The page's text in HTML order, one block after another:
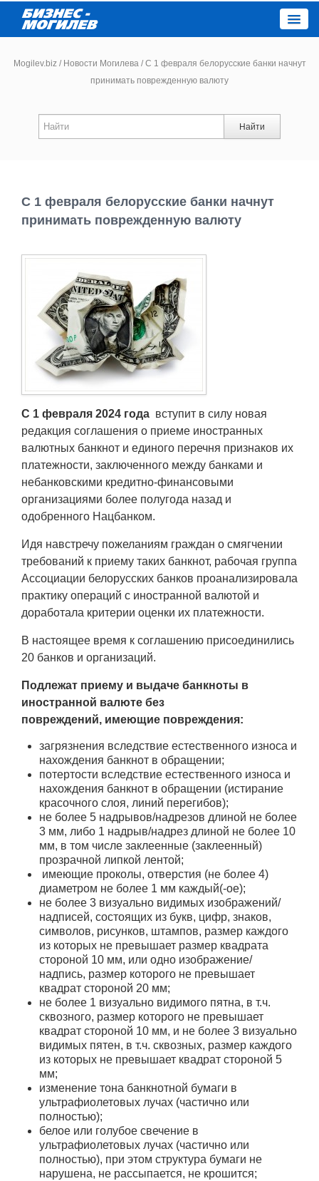
Новости
Работа
Афиша
Объявления
Транспорт
Погода
Еще
Mogilev.biz / Новости Могилева /С 1 февраля белорусские банки начнут
принимать поврежденную валюту
Найти
С 1 февраля белорусские банки начнут
принимать поврежденную валюту
С 1 февраля 2024 года вступит в силу новая
редакция соглашения о приеме иностранных
валютных банкнот и единого перечня признаков их
платежности, заключенного между банками и
небанковскими кредитно-финансовыми
организациями более полугода назад и
одобренного Нацбанком.
Идя навстречу пожеланиям граждан о смягчении
требований к приему таких банкнот, рабочая группа
Ассоциации белорусских банков проанализировала
практику операций с иностранной валютой и
доработала критерии оценки их платежности.
В настоящее время к соглашению присоединились
20 банков и организаций.
Подлежат приему и выдаче банкноты в
иностранной валюте без
повреждений, имеющие повреждения:
загрязнения вследствие естественного износа и
нахождения банкнот в обращении;
потертости вследствие естественного износа и
нахождения банкнот в обращении (истирание
красочного слоя, линий перегибов);
не более 5 надрывов/надрезов длиной не более
3 мм, либо 1 надрыв/надрез длиной не более 10
мм, в том числе заклеенные (заклеенный)
прозрачной липкой лентой;
имеющие проколы, отверстия (не более 4)
диаметром не более 1 мм каждый(-ое);
не более 3 визуально видимых изображений/
надписей, состоящих из букв, цифр, знаков,
символов, рисунков, штампов, размер каждого
из которых не превышает размер квадрата
стороной 10 мм, или одно изображение/
надпись, размер которого не превышает
квадрат стороной 20 мм;
не более 1 визуально видимого пятна, в т.ч.
сквозного, размер которого не превышает
квадрат стороной 10 мм, и не более 3 визуально
видимых пятен, в т.ч. сквозных, размер каждого
из которых не превышает квадрат стороной 5
мм;
изменение тона банкнотной бумаги в
ультрафиолетовых лучах (частично или
полностью);
белое или голубое свечение в
ультрафиолетовых лучах (частично или
полностью), при этом структура бумаги не
нарушена, не рассыпается, не крошится;